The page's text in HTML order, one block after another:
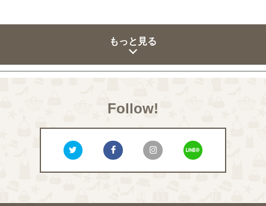
もっと見る
Follow!